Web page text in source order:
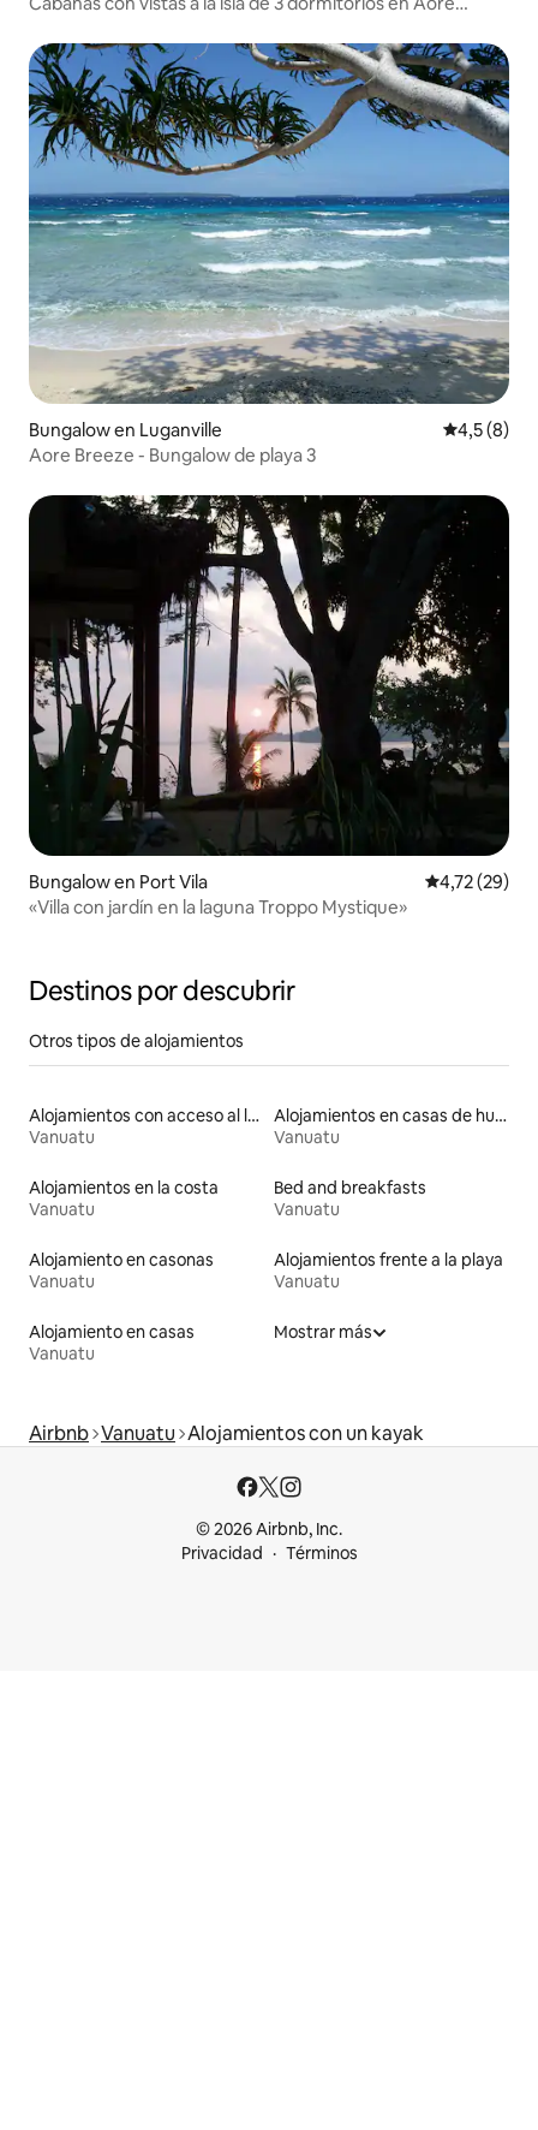
Bungalow en Luganville
4,5 (8)
Aore Breeze - Bungalow de playa 3
Bungalow en Port Vila Calificación
4,72 (29)
«Villa con jardín en la laguna Troppo Mystique»
Destinos por descubrir
Otros tipos de alojamientos
Alojamientos con acceso al lago
Vanuatu
Alojamientos en casas de huéspedes
Vanuatu
Alojamientos en la costa
Vanuatu
Bed and breakfasts
Vanuatu
Alojamiento en casonas
Vanuatu
Alojamientos frente a la playa
Vanuatu
Alojamiento en casas
Vanuatu
Mostrar más
Airbnb Vanuatu Alojamientos con un kayak
© 2026 Airbnb, Inc.
Privacidad
Términos